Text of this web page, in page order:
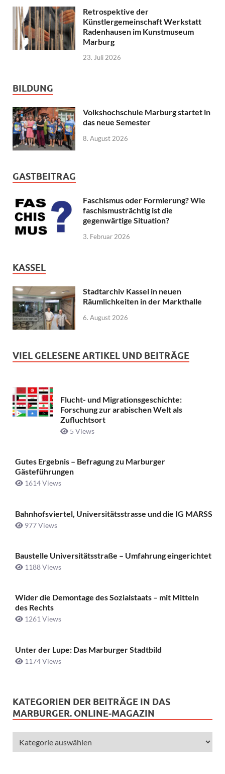
Retrospektive der
Künstlergemeinschaft Werkstatt
Radenhausen im Kunstmuseum
Marburg
23. Juli 2026
BILDUNG
Volkshochschule Marburg startet in
das neue Semester
8. August 2026
GASTBEITRAG
Faschismus oder Formierung? Wie
faschismusträchtig ist die
gegenwärtige Situation?
3. Februar 2026
KASSEL
Stadtarchiv Kassel in neuen
Räumlichkeiten in der Markthalle
6. August 2026
VIEL GELESENE ARTIKEL UND BEITRÄGE
Flucht- und Migrationsgeschichte:
Forschung zur arabischen Welt als
Zufluchtsort
5 Views
Gutes Ergebnis – Befragung zu Marburger
Gästeführungen
1614 Views
Bahnhofsviertel, Universitätsstrasse und die IG MARSS
977 Views
Baustelle Universitätsstraße ­– Umfahrung eingerichtet
1188 Views
Wider die Demontage des Sozialstaats – mit Mitteln
des Rechts
1261 Views
Unter der Lupe: Das Marburger Stadtbild
1174 Views
KATEGORIEN DER BEITRÄGE IN DAS
MARBURGER. ONLINE-MAGAZIN